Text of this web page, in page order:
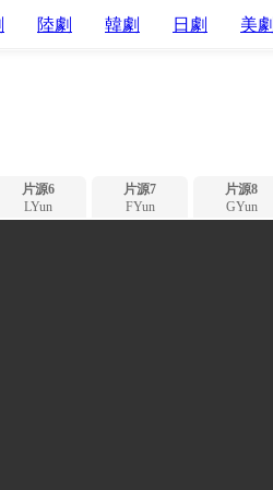
陸劇 韓劇 日劇 美劇
片源6
LYun
片源7
FYun
片源8
GYun